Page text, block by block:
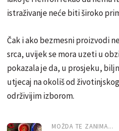
istraživanje neće biti široko
Čak i ako bezmesni proizvodi
srca, uvijek se mora uzeti u
pokazala je da, u prosjeku,
utjecaj na okoliš od
održivijim izborom.
MOŽDA TE ZANIMA...